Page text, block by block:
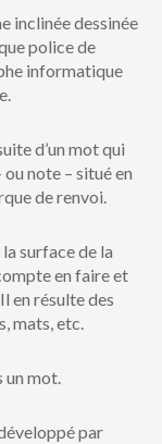
inclinée dessinée
police de
informatique
d’un mot qui
note – situé en
de renvoi.
surface de la
en faire et
en résulte des
mats, etc.
un mot.
par